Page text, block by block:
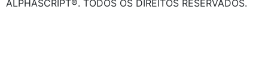
ALPHASCRIPT®. TODOS OS DIREITOS RESERVADOS.